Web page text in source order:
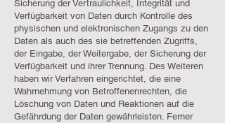
Sicherung der Vertraulichkeit, Integrität und
Verfügbarkeit von Daten durch Kontrolle des
physischen und elektronischen Zugangs zu den
Daten als auch des sie betreffenden Zugriffs,
der Eingabe, der Weitergabe, der Sicherung der
Verfügbarkeit und ihrer Trennung. Des Weiteren
haben wir Verfahren eingerichtet, die eine
Wahrnehmung von Betroffenenrechten, die
Löschung von Daten und Reaktionen auf die
Gefährdung der Daten gewährleisten. Ferner